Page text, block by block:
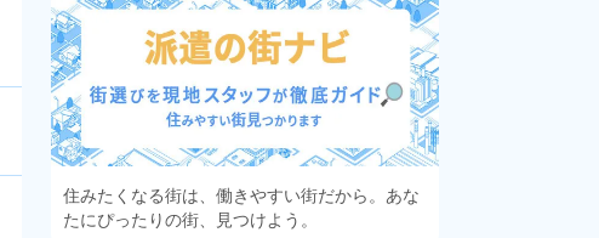
住みたくなる街は、働きやすい街だから。あな
たにぴったりの街、見つけよう。